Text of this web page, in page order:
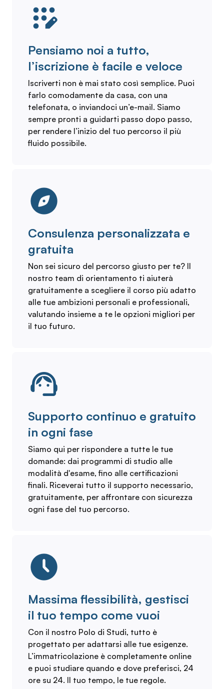
Pensiamo noi a tutto,
l’iscrizione è facile e veloce
Iscriverti non è mai stato così semplice. Puoi
farlo comodamente da casa, con una
telefonata, o inviandoci un’e-mail. Siamo
sempre pronti a guidarti passo dopo passo,
per rendere l’inizio del tuo percorso il più
fluido possibile.
Consulenza personalizzata e
gratuita
Non sei sicuro del percorso giusto per te? Il
nostro team di orientamento ti aiuterà
gratuitamente a scegliere il corso più adatto
alle tue ambizioni personali e professionali,
valutando insieme a te le opzioni migliori per
il tuo futuro.
Supporto continuo e gratuito
in ogni fase
Siamo qui per rispondere a tutte le tue
domande: dai programmi di studio alle
modalità d'esame, fino alle certificazioni
finali. Riceverai tutto il supporto necessario,
gratuitamente, per affrontare con sicurezza
ogni fase del tuo percorso.
Massima flessibilità, gestisci
il tuo tempo come vuoi
Con il nostro Polo di Studi, tutto è
progettato per adattarsi alle tue esigenze.
L’immatricolazione è completamente online
e puoi studiare quando e dove preferisci, 24
ore su 24. Il tuo tempo, le tue regole.